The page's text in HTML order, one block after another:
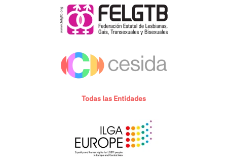
Todas las Entidades